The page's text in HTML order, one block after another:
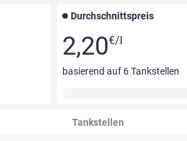
Durchschnittspreis
2,20€/l
basierend auf 6Tankstellen
Tankstellen